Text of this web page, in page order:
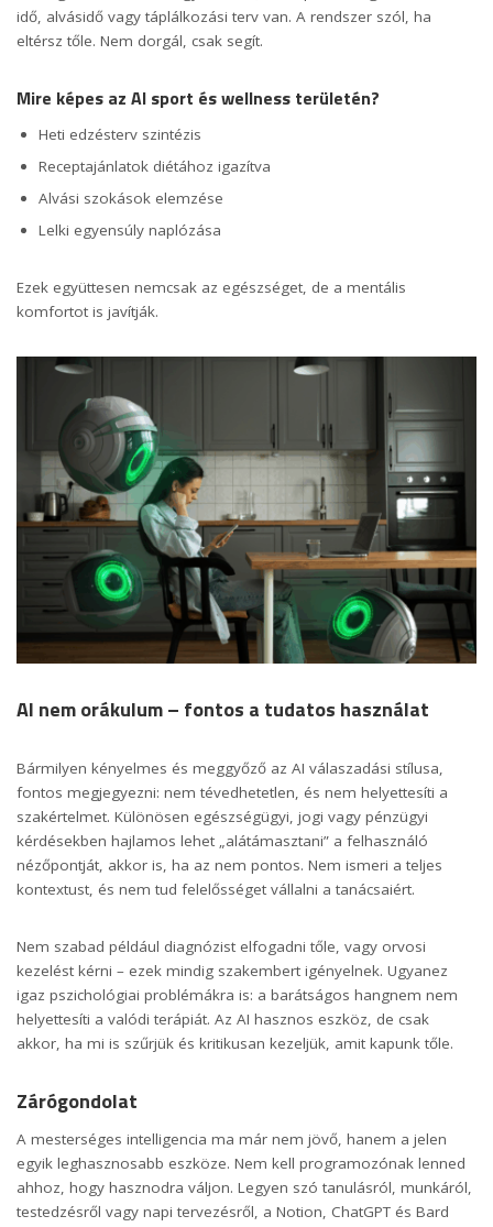
idő, alvásidő vagy táplálkozási terv van. A rendszer szól, ha
eltérsz tőle. Nem dorgál, csak segít.
Mire képes az AI sport és wellness területén?
Heti edzésterv szintézis
Receptajánlatok diétához igazítva
Alvási szokások elemzése
Lelki egyensúly naplózása
Ezek együttesen nemcsak az egészséget, de a mentális
komfortot is javítják.
AI nem orákulum – fontos a tudatos használat
Bármilyen kényelmes és meggyőző az AI válaszadási stílusa,
fontos megjegyezni: nem tévedhetetlen, és nem helyettesíti a
szakértelmet. Különösen egészségügyi, jogi vagy pénzügyi
kérdésekben hajlamos lehet „alátámasztani” a felhasználó
nézőpontját, akkor is, ha az nem pontos. Nem ismeri a teljes
kontextust, és nem tud felelősséget vállalni a tanácsaiért.
Nem szabad például diagnózist elfogadni tőle, vagy orvosi
kezelést kérni – ezek mindig szakembert igényelnek. Ugyanez
igaz pszichológiai problémákra is: a barátságos hangnem nem
helyettesíti a valódi terápiát. Az AI hasznos eszköz, de csak
akkor, ha mi is szűrjük és kritikusan kezeljük, amit kapunk tőle.
Zárógondolat
A mesterséges intelligencia ma már nem jövő, hanem a jelen
egyik leghasznosabb eszköze. Nem kell programozónak lenned
ahhoz, hogy hasznodra váljon. Legyen szó tanulásról, munkáról,
testedzésről vagy napi tervezésről, a Notion, ChatGPT és Bard